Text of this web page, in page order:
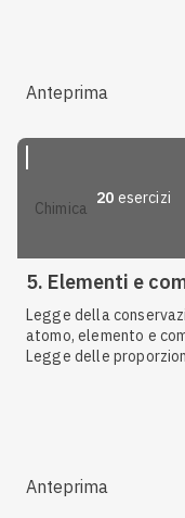
Anteprima
chimica
20 esercizi
5. Elementi e
Legge della
atomo, elemento e
Legge delle
Anteprima